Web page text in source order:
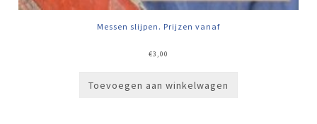
Messen slijpen. Prijzen vanaf
€3,00
Toevoegen aan winkelwagen